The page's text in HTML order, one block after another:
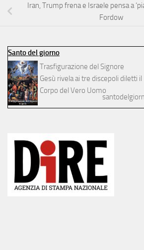
Iran, Trump frena e Israele pensa a
Fordow
Santo del giorno
Trasfigurazione del Signore
Gesù rivela ai tre discepoli diletti il
Corpo del Vero Uomo